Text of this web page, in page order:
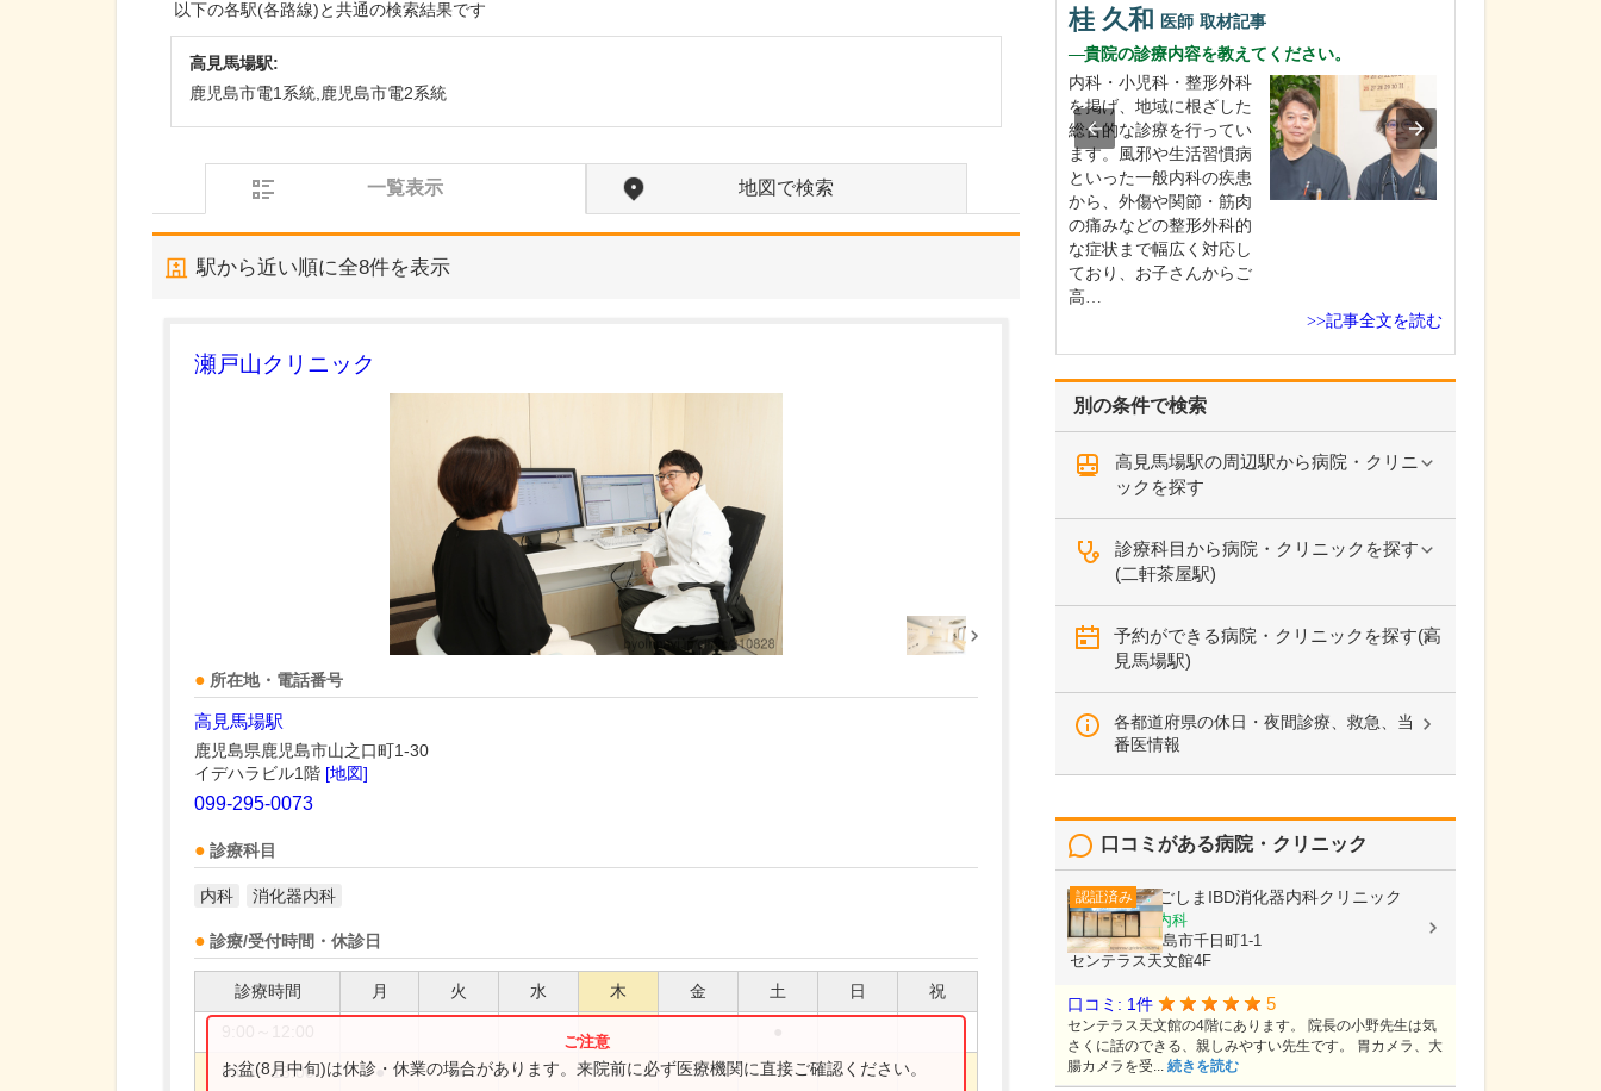
以下の各駅(各路線)と共通の検索結果です
高見馬場駅:
鹿児島市電1系統,鹿児島市電2系統
一覧表示 地図で検索
駅から近い順に全8件を表示
瀬戸山クリニック
所在地・電話番号
高見馬場駅
鹿児島県鹿児島市山之口町1-30
イデハラビル1階 [地図]
099-295-0073
診療科目
内科 消化器内科
診療/受付時間・休診日
診療時間 月 火 水 木 金 土 日 祝
9:00～13:00 ● ● ● ●
お盆(8月中旬)は休診・休業の場合があります。来院前に必ず医療機関に直接ご確認ください。
別の条件で検索
高見馬場駅の周辺駅から病院・クリニ
ックを探す
診療科目から病院・クリニックを探す
(二軒茶屋駅)
予約ができる病院・クリニックを探す(高
見馬場駅)
各都道府県の休日・夜間診療、救急、当
番医情報
口コミがある病院・クリニック
認証済み かごしまIBD消化器内科クリニック
消化器内科, 内科
鹿児島県鹿児島市千日町1-1
センテラス天文館4F
口コミ: 1件 5
センテラス天文館の4階にあります。 院長の小野先生は気
さくに話のできる、親しみやすい先生です。 胃カメラ、大
腸カメラを受... 続きを読む
ですね。
手が動かなくなった」
「頬が腫れて痛い」とい
った当院では専門外の患
者さんも応急的に診療
桂 久和 医師 取材記事
貴院の診療内容を教えてください。
内科・小児科・整形外科
を掲げ、地域に根ざした
総合的な診療を行ってい
ます。風邪や生活習慣病
といった一般内科の疾患
から、外傷や関節・筋肉
の痛みなどの整形外科的
な症状まで幅広く対応し
ており、お子さんからご
高…
>>記事全文を読む